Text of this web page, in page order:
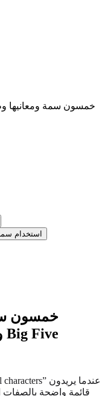
استخدام
ومعانيها وطريقة لفهمها عبر Big Five
قائمة واضحة